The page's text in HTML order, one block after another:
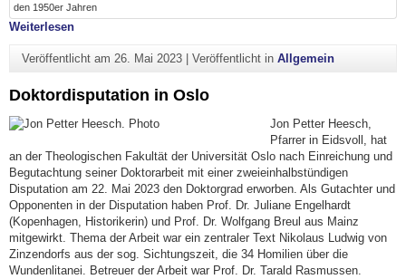
den 1950er Jahren
Weiterlesen"Gedenken an Wilhelm und Elisabeth Jannasch in Lübeck
Veröffentlicht am 26. Mai 2023| Veröffentlicht in Allgemein
Doktordisputation in Oslo
Jon Petter Heesch,
Pfarrer in Eidsvoll, hat
an der Theologischen Fakultät der Universität Oslo nach Einreichung und
Begutachtung seiner Doktorarbeit mit einer zweieinhalbstündigen
Disputation am 22. Mai 2023 den Doktorgrad erworben. Als Gutachter und
Opponenten in der Disputation haben Prof. Dr. Juliane Engelhardt
(Kopenhagen, Historikerin) und Prof. Dr. Wolfgang Breul aus Mainz
mitgewirkt. Thema der Arbeit war ein zentraler Text Nikolaus Ludwig von
Zinzendorfs aus der sog. Sichtungszeit, die 34 Homilien über die
Wundenlitanei. Betreuer der Arbeit war Prof. Dr. Tarald Rasmussen.